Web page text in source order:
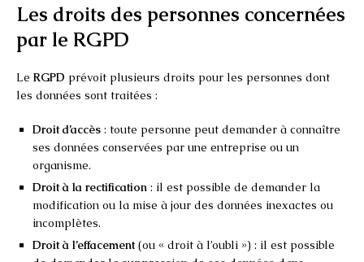
Les droits des personnes concernées
par le RGPD
Le RGPD prévoit plusieurs droits pour les personnes dont
les données sont traitées :
Droit d’accès : toute personne peut demander à connaître
ses données conservées par une entreprise ou un
organisme.
Droit à la rectification : il est possible de demander la
modification ou la mise à jour des données inexactes ou
incomplètes.
Droit à l’effacement(ou « droit à l’oubli ») : il est possible